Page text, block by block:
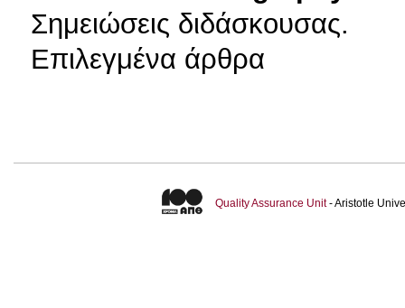
Σημειώσεις διδάσκουσας.
Επιλεγμένα άρθρα
Quality Assurance Unit- Aristotle